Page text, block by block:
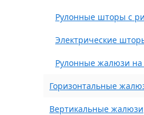
Рулонные шторы с
Электрические
Рулонные жалюзи на
Горизонтальные
Вертикальные жалюзи